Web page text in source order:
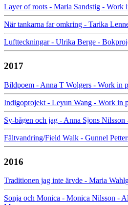
Layer of roots - Maria Sandstig - Work
När tankarna far omkring - Tarika
Luftteckningar - Ulrika Berge -
2017
Bildpoem - Anna T Wolgers - Work in
Indigoprojekt - Leyun Wang - Work in
Sy-bågen och jag - Anna Sjons Nilsson
Fältvandring/Field Walk - Gunnel
2016
Traditionen jag inte ärvde - Maria
Sonja och Monica - Monica Nilsson -